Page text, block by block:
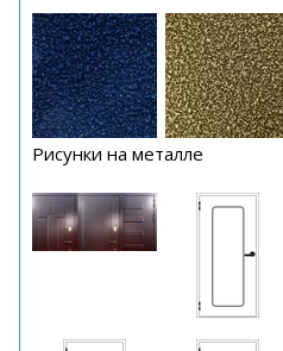
Рисунки на металле